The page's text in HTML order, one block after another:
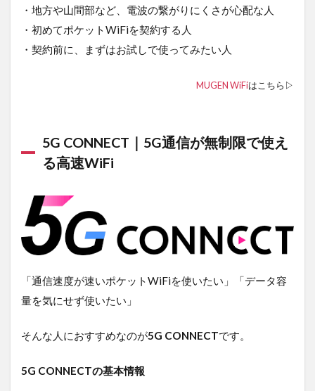
・地方や山間部など、電波の繋がりにくさが心配な人
・初めてポケットWiFiを契約する人
・契約前に、まずはお試しで使ってみたい人
MUGEN WiFiはこちら▷
5G CONNECT｜5G通信が無制限で使え
る高速WiFi
「通信速度が速いポケットWiFiを使いたい」「データ容
量を気にせず使いたい」
そんな人におすすめなのが5G CONNECTです。
5G CONNECTの基本情報